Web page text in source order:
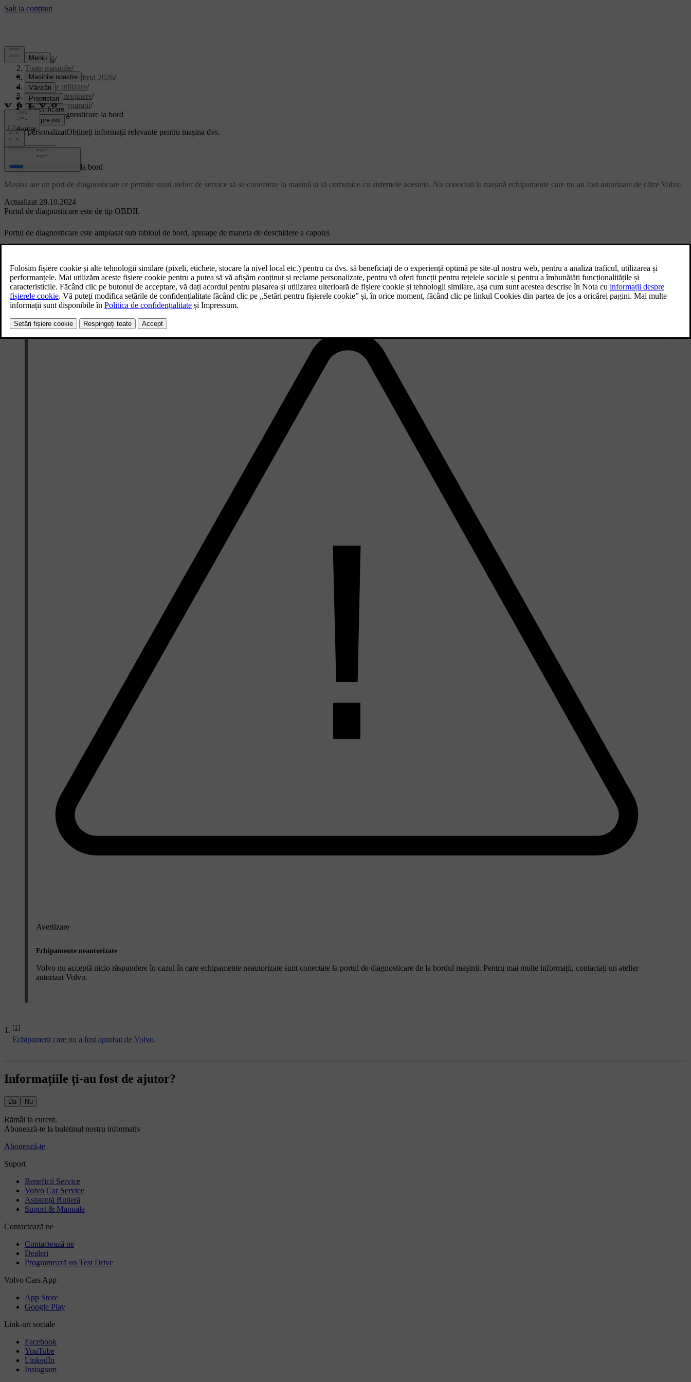
Asistență/
Toate mașinile/
XC90 Plug-in Hybrid 2026/
Manual de utilizare/
Îngrijire și întreținere/
Service și reparații/
Portul de diagnosticare la bord
Suport personalizatObțineți informații relevante pentru mașina dvs.
Conectează-te
Actualizat 28.10.2024
Portul de diagnosticare la bord
Mașina are un port de diagnosticare ce permite unui atelier de service să se conecteze la mașină și să comunice cu sistemele acesteia. Nu conectați la mașină echipamente care nu au fost autorizate de către Volvo.
Portul de diagnosticare este de tip OBDII.
Portul de diagnosticare este amplasat sub tabloul de bord, aproape de maneta de deschidere a capotei.
instrumente de diagnosticare.
Avertizare
Echipamente neautorizate
Volvo nu acceptă nicio răspundere în cazul în care echipamente neautorizate sunt conectate la portul de diagnosticare de la bordul mașinii. Pentru mai multe informații, contactați un atelier
autorizat Volvo.
[1]
Echipament care nu a fost aprobat de Volvo.
Informațiile ți-au fost de ajutor?
Da Nu